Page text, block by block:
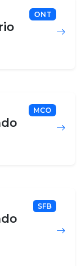
ONT
MCO
SFB